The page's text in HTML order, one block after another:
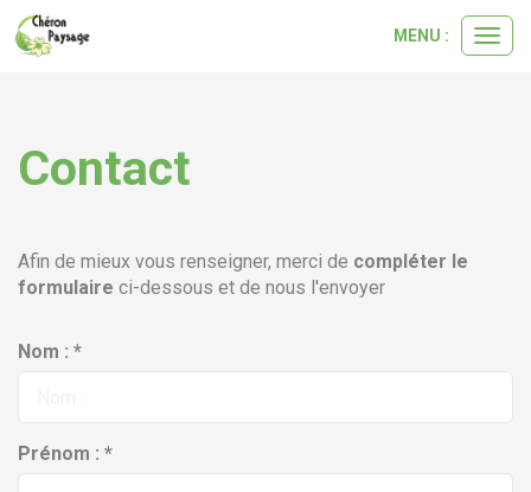
MENU :
Contact
Afin de mieux vous renseigner, merci de compléter le
formulaire ci-dessous et de nous l'envoyer
Nom : *
Prénom : *